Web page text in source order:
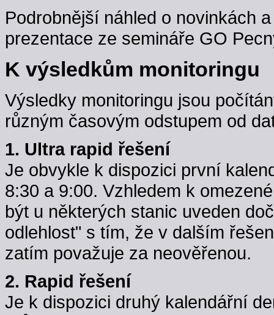
Podrobnější náhled o novinkách
prezentace ze semináře GO
K výsledkům monitoringu
Výsledky monitoringu jsou
různým časovým odstupem od
1. Ultra rapid řešení
Je obvykle k dispozici první
8:30 a 9:00. Vzhledem k
být u některých stanic uveden
odlehlost" s tím, že v dalším
zatím považuje za neověřenou.
2. Rapid řešení
Je k dispozici druhý kalendářní